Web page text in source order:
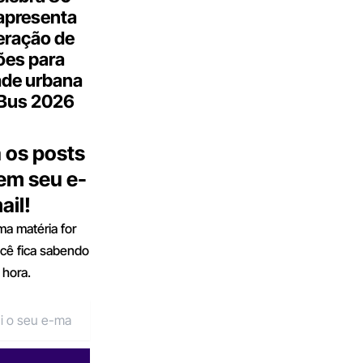
de
para
urbana
2026
os posts
seu e-
matéria for
fica sabendo